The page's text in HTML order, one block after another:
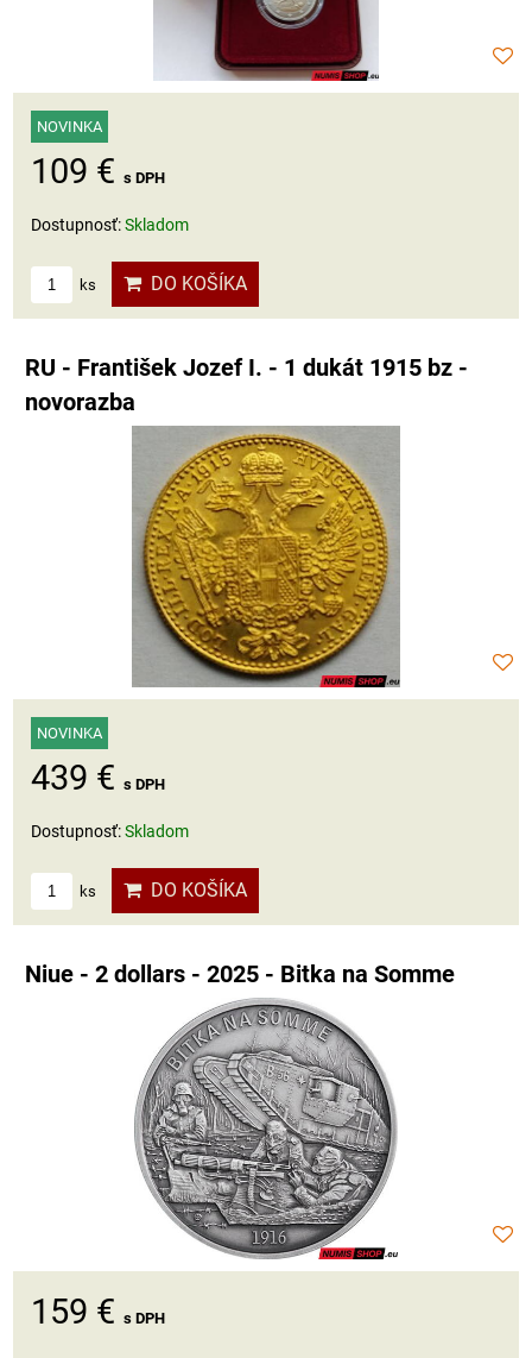
NOVINKA
109 € s DPH
Dostupnosť:Skladom
ks DO KOŠÍKA
RU - František Jozef I. - 1 dukát 1915 bz -
novorazba
NOVINKA
439 € s DPH
Dostupnosť:Skladom
ks DO KOŠÍKA
Niue - 2 dollars - 2025 - Bitka na Somme
159 € s DPH